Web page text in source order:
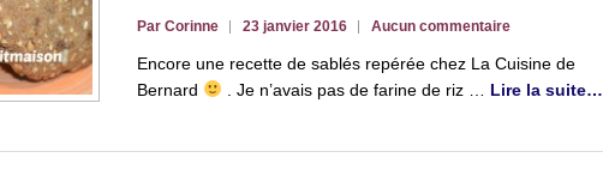
Par Corinne 23 janvier 2016 Aucun commentaire
Encore une recette de sablés repérée chez La Cuisine de
Bernard
. Je n’avais pas de farine de riz … Lire la suite…